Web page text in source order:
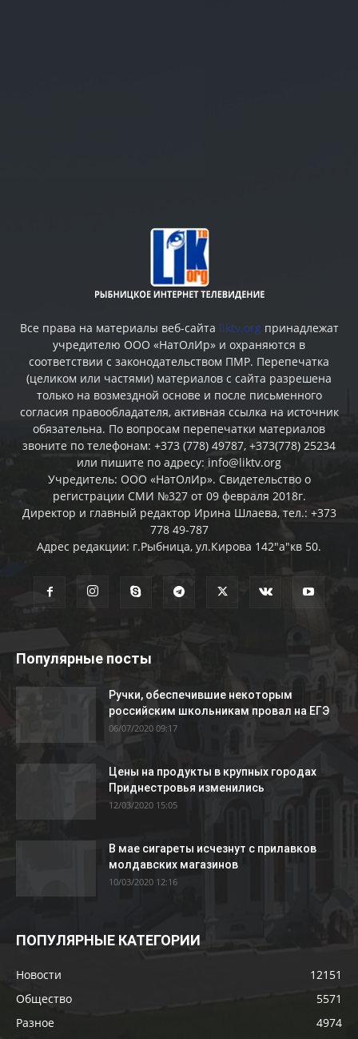
Все права на материалы веб-сайта liktv.org принадлежат
учредителю ООО «НатОлИр» и охраняются в
соответствии с законодательством ПМР. Перепечатка
(целиком или частями) материалов c сайта разрешена
только на возмездной основе и после письменного
согласия правообладателя, активная ссылка на источник
обязательна. По вопросам перепечатки материалов
звоните по телефонам: +373 (778) 49787, +373(778) 25234
или пишите по адресу: info@liktv.org
Учредитель: ООО «НатОлИр». Свидетельство о
регистрации СМИ №327 от 09 февраля 2018г.
Директор и главный редактор Ирина Шлаева, тел.: +373
778 49-787
Адрес редакции: г.Рыбница, ул.Кирова 142"а"кв 50.
Популярные посты
Ручки, обеспечившие некоторым
российским школьникам провал на ЕГЭ
06/07/2020 09:17
Цены на продукты в крупных городах
Приднестровья изменились
12/03/2020 15:05
В мае сигареты исчезнут с прилавков
молдавских магазинов
10/03/2020 12:16
ПОПУЛЯРНЫЕ КАТЕГОРИИ
Новости
12151
Общество
5571
Разное
4974